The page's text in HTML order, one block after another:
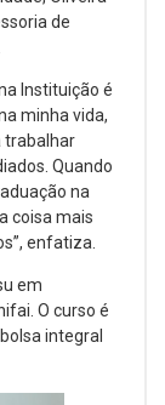
de
Instituição é
minha vida,
trabalhar
Quando
na
coisa mais
enfatiza.
em
O curso é
integral